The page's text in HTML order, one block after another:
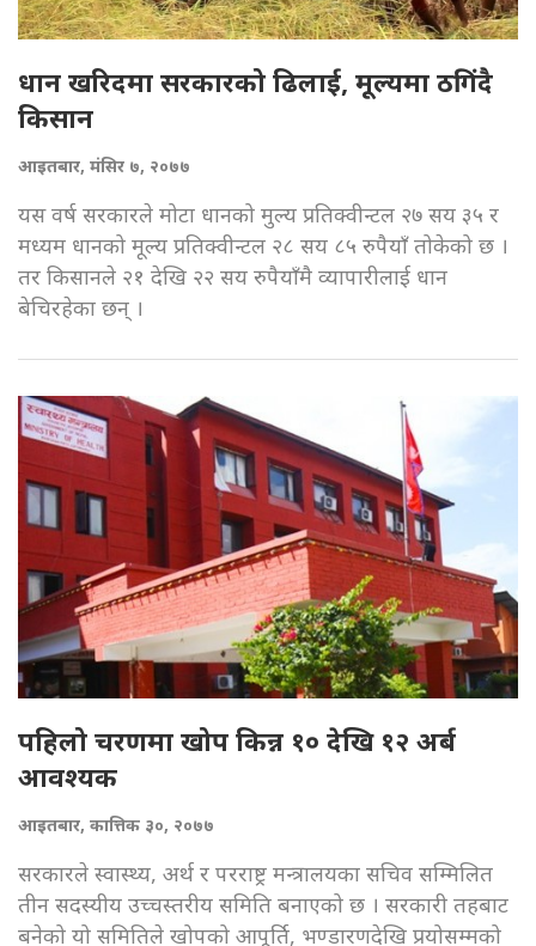
धान खरिदमा सरकारको ढिलाई, मूल्यमा ठगिंदै
किसान
आइतबार, मंसिर ७, २०७७
यस वर्ष सरकारले मोटा धानको मुल्य प्रतिक्वीन्टल २७ सय ३५ र
मध्यम धानको मूल्य प्रतिक्वीन्टल २८ सय ८५ रुपैयाँ तोकेको छ ।
तर किसानले २१ देखि २२ सय रुपैयाँमै व्यापारीलाई धान
बेचिरहेका छन् ।
पहिलो चरणमा खोप किन्न १० देखि १२ अर्ब
आवश्यक
आइतबार, कात्तिक ३०, २०७७
सरकारले स्वास्थ्य, अर्थ र परराष्ट्र मन्त्रालयका सचिव सम्मिलित
तीन सदस्यीय उच्चस्तरीय समिति बनाएको छ । सरकारी तहबाट
बनेको यो समितिले खोपको आपूर्ति, भण्डारणदेखि प्रयोसम्मको